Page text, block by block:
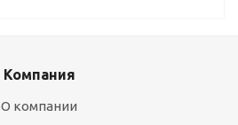
Компания
О компании